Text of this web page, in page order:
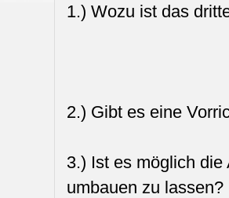
1.) Wozu ist das
2.) Gibt es eine
3.) Ist es möglich
umbauen zu lassen?